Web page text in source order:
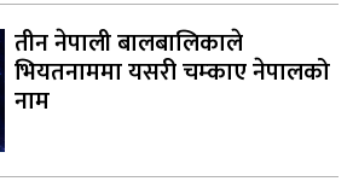
तीन नेपाली बालबालिकाले
भियतनाममा यसरी चम्काए नेपालको
नाम